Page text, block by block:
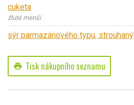
cuketa
žluté menší
sýr parmazánového typu, strouhaný
print Tisk nákupního seznamu